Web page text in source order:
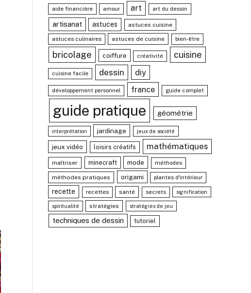
aide financière amour art art du dessin
artisanat astuces astuces cuisine
astuces culinaires astuces de cuisine bien-être
bricolage coiffure créativité cuisine
cuisine facile dessin diy
développement personnel france guide complet
guide pratique géométrie
interprétation jardinage jeux de société
jeux vidéo loisirs créatifs mathématiques
maîtriser minecraft mode méthodes
méthodes pratiques origami plantes d'intérieur
recette recettes santé secrets signification
spiritualité stratégies stratégies de jeu
techniques de dessin tutoriel